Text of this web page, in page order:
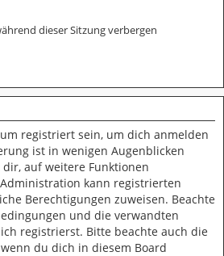
dieser Sitzung verbergen
registriert sein, um dich anmelden
ist in wenigen Augenblicken
auf weitere Funktionen
kann registrierten
Berechtigungen zuweisen. Beachte
und die verwandten
registrierst. Bitte beachte auch die
du dich in diesem Board